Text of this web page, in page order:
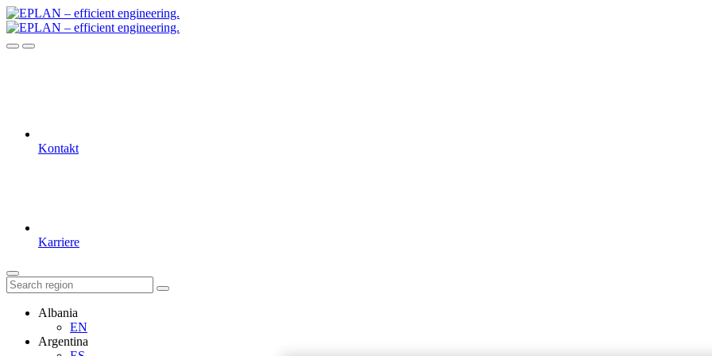
Kontakt
Karriere
Albania
EN
Argentina